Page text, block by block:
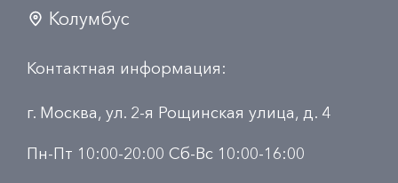
Колумбус
Контактная информация:
г. Москва, ул. 2-я Рощинская улица, д. 4
Пн-Пт 10:00-20:00 Сб-Вс 10:00-16:00